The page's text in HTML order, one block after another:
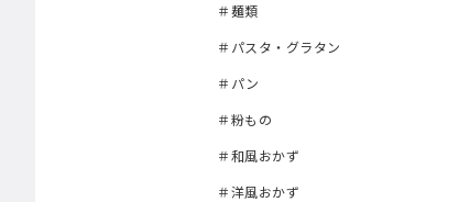
＃麺類
＃パスタ・グラタン
＃パン
＃粉もの
＃和風おかず
＃洋風おかず